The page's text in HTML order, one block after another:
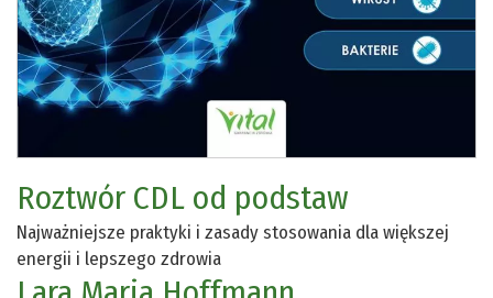
Roztwór CDL od podstaw
Najważniejsze praktyki i zasady stosowania dla większej
energii i lepszego zdrowia